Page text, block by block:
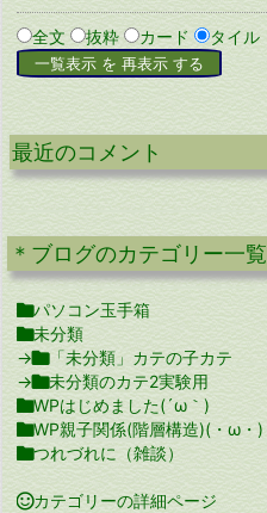
全文 抜粋 カード タイル
最近のコメント
＊ブログのカテゴリー一覧
パソコン玉手箱
未分類
→「未分類」カテの子カテ
→未分類のカテ2実験用
WPはじめました(´ω｀)
WP親子関係(階層構造)(・ω・)
つれづれに（雑談）
カテゴリーの詳細ページ